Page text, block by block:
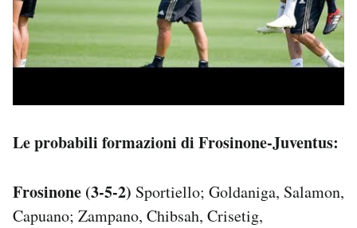
Le probabili formazioni di Frosinone-Juventus:
Frosinone (3-5-2) Sportiello; Goldaniga, Salamon,
Capuano; Zampano, Chibsah, Crisetig,